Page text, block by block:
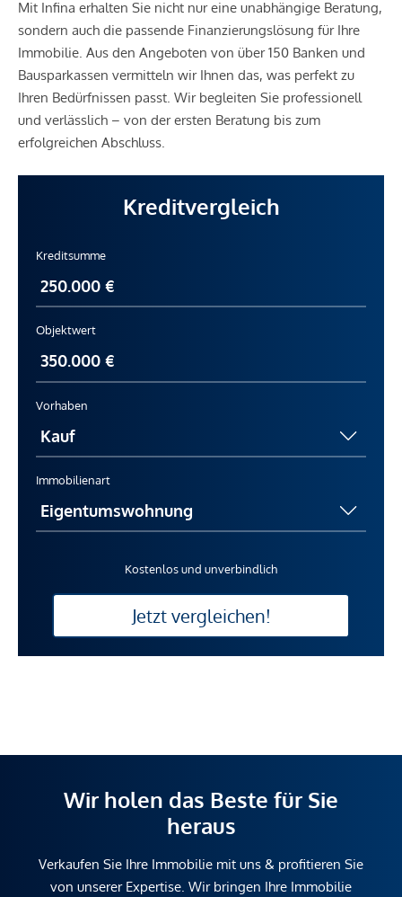
Mit Infina erhalten Sie nicht nur eine unabhängige Beratung,
sondern auch die passende Finanzierungslösung für Ihre
Immobilie. Aus den Angeboten von über 150 Banken und
Bausparkassen vermitteln wir Ihnen das, was perfekt zu
Ihren Bedürfnissen passt. Wir begleiten Sie professionell
und verlässlich – von der ersten Beratung bis zum
erfolgreichen Abschluss.
Kreditvergleich
Kreditsumme
Objektwert
Vorhaben
Immobilienart
Kostenlos und unverbindlich
Jetzt vergleichen!
Wir holen das Beste für Sie
heraus
Verkaufen Sie Ihre Immobilie mit uns & profitieren Sie
von unserer Expertise. Wir bringen Ihre Immobilie